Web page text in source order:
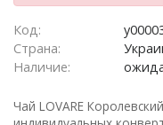
Код:
Страна:
Наличие:
Чай LOVARE